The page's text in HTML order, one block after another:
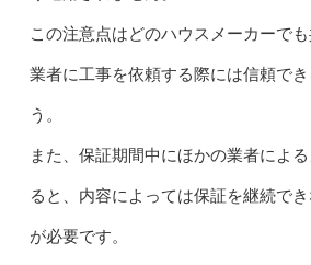
この注意点はどのハウスメーカーで
業者に工事を依頼する際には信頼で
う。
また、保証期間中にほかの業者によ
ると、内容によっては保証を継続で
が必要です。